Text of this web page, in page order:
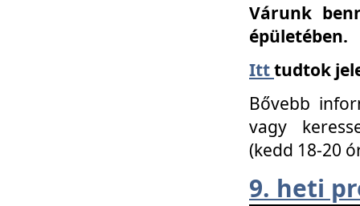
Várunk
épületében.
Itttudtok
Bővebb
vagy
(kedd 18-20
9. heti